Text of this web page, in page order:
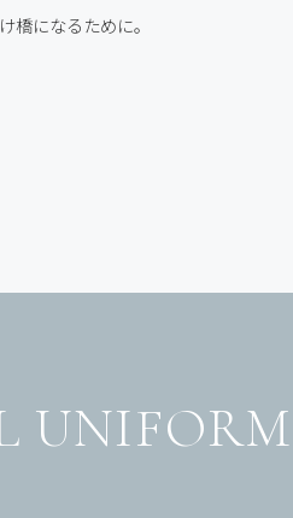
橋になるために。
UNIFORM